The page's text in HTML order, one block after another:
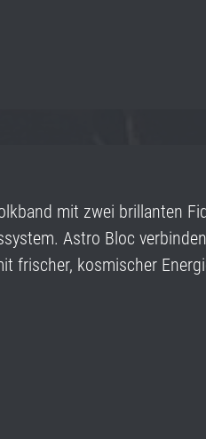
mit zwei brillanten
Astro Bloc
frischer, kosmischer